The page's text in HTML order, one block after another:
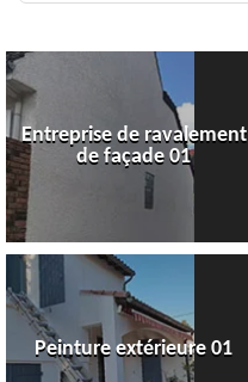
Entreprise de ravalement
de façade 01
Peinture extérieure 01